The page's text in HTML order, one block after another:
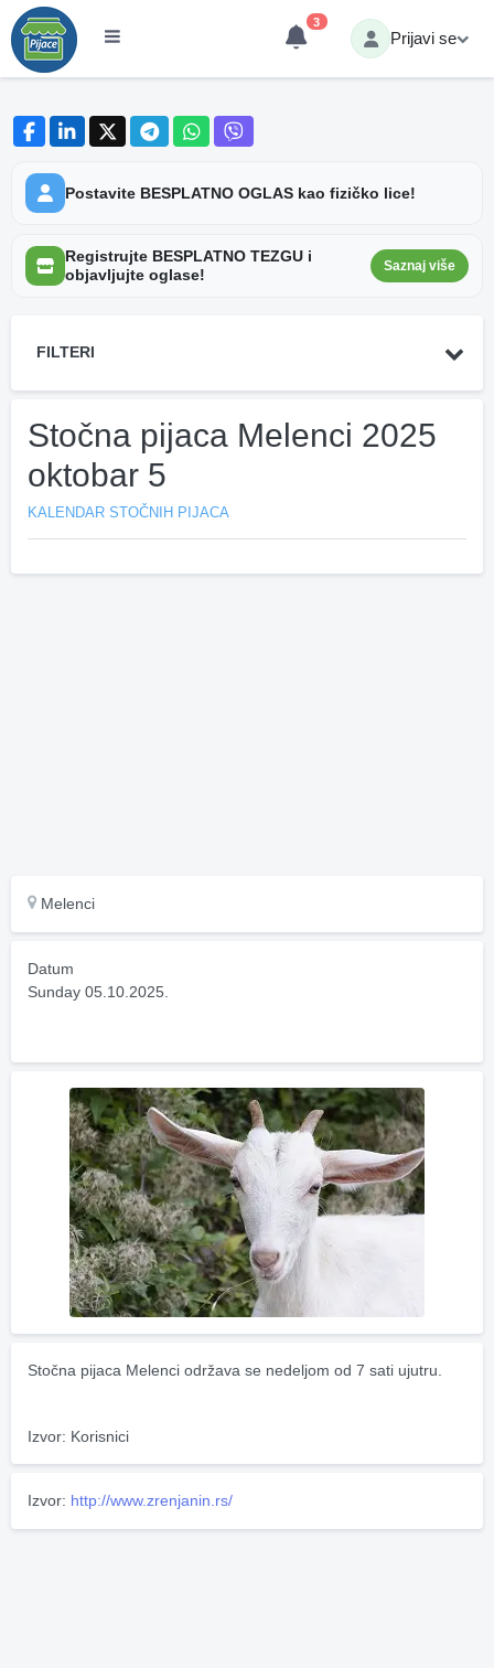
3
Prijavi se
Postavite BESPLATNO OGLAS kao fizičko lice!
Registrujte BESPLATNO TEZGU i
objavljujte oglase!
Saznaj više
FILTERI
Stočna pijaca Melenci 2025
oktobar 5
KALENDAR STOČNIH PIJACA
Melenci
Datum
Sunday 05.10.2025.
Stočna pijaca Melenci održava se nedeljom od 7 sati ujutru.
Izvor: Korisnici
Izvor: http://www.zrenjanin.rs/